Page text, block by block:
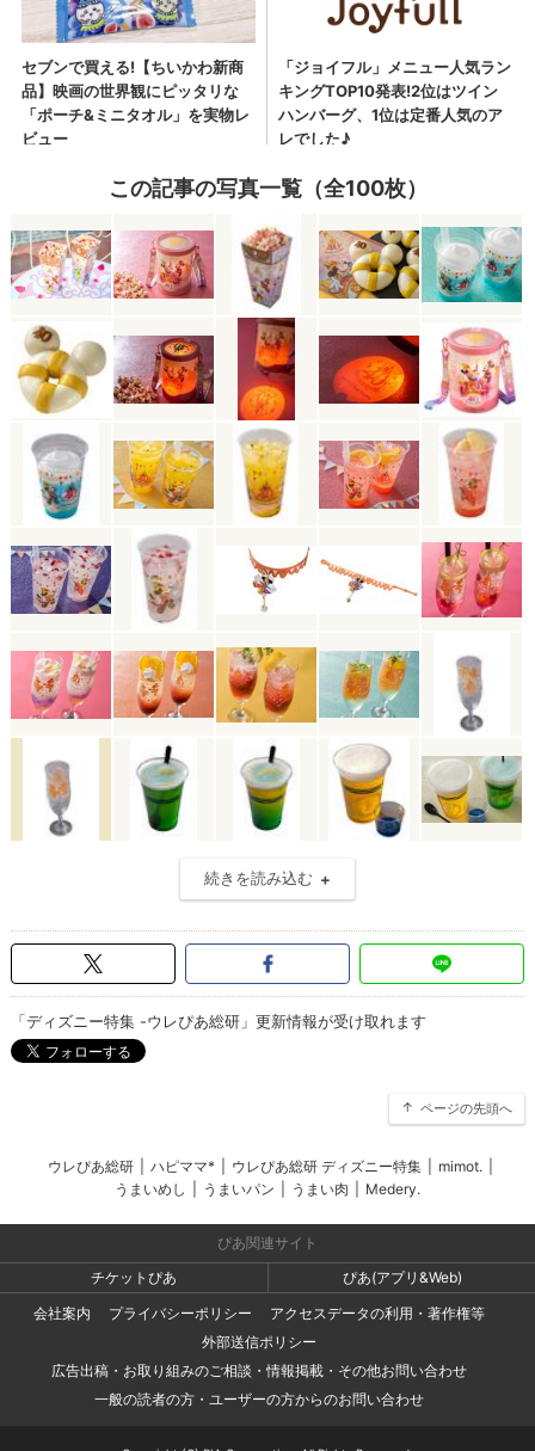
この記事の写真一覧（全100枚）
続きを読み込む
「ディズニー特集 -ウレぴあ総研」更新情報が受け取れます
ページの先頭へ
ウレぴあ総研 ハピママ* ウレぴあ総研 ディズニー特集 mimot.
うまいめし
うまいパン うまい肉 Medery.
ぴあ関連サイト
チケットぴあ
ぴあ(アプリ&Web)
会社案内
プライバシーポリシー
アクセスデータの利用・著作権等
外部送信ポリシー
広告出稿・お取り組みのご相談・情報掲載・その他お問い合わせ
一般の読者の方・ユーザーの方からのお問い合わせ